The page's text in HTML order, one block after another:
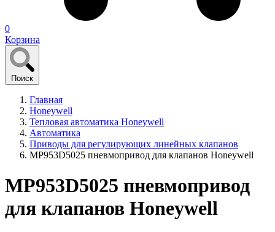
0
Корзина
Поиск
Главная
Honeywell
Тепловая автоматика Honeywell
Автоматика
Приводы для регулирующих линейных клапанов
MP953D5025 пневмопривод для клапанов Honeywell
MP953D5025 пневмопривод
для клапанов Honeywell